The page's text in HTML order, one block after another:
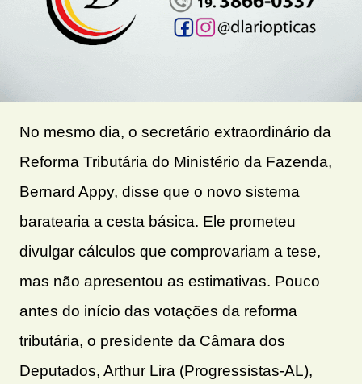
No mesmo dia, o secretário extraordinário da
Reforma Tributária do Ministério da Fazenda,
Bernard Appy, disse que o novo sistema
baratearia a cesta básica. Ele prometeu
divulgar cálculos que comprovariam a tese,
mas não apresentou as estimativas. Pouco
antes do início das votações da reforma
tributária, o presidente da Câmara dos
Deputados, Arthur Lira (Progressistas-AL),